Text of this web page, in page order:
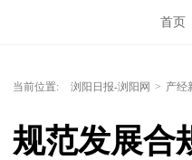
首页
当前位置: 浏阳日报-浏阳网 > 产经
规范发展合